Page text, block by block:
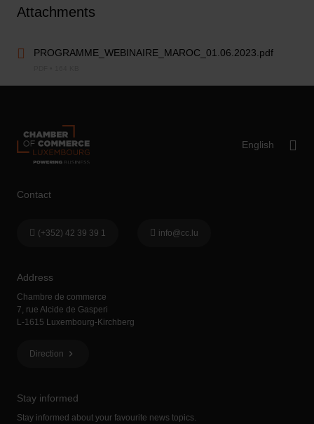
Attachments
PROGRAMME_WEBINAIRE_MAROC_01.06.2023.pdf
Stay informed
Stay informed about your favourite news topics.
Address
Chambre de commerce
7, rue Alcide de Gasperi
L-1615 Luxembourg-Kirchberg
Direction
Contact
(+352) 42 39 39 1 info@cc.lu